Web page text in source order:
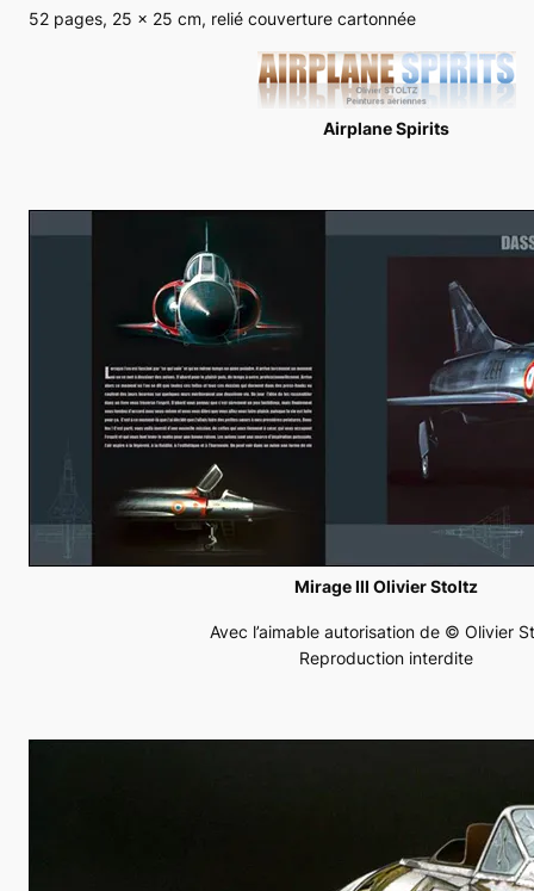
52 pages, 25 x 25 cm, relié couverture cartonnée
Airplane Spirits
Mirage III Olivier Stoltz
Avec l’aimable autorisation de © Olivier
Reproduction interdite